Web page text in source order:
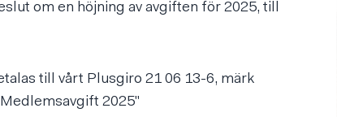
om en höjning av avgiften för 2025, till
till vårt Plusgiro 21 06 13-6, märk
2025"